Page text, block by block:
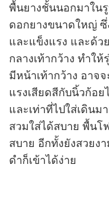
พื้นยางชั้นนอกมาใน
ดอกยางขนาดใหญ่
และแข็งแรง และด้ว
กลางเท้ากว้าง ทำใ
มีหน้าเท้ากว้าง อาจ
แรงเสียดสีกับนิ้วก้อ
และเท่าที่ไปใส่เดินม
สวมใส่ได้สบาย พื้น
สบาย อีกทั้งยังสวยง
ดำก็เข้าได้ง่าย